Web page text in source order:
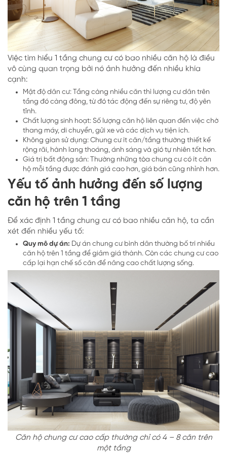
Việc tìm hiểu 1 tầng chung cư có bao nhiều căn hộ là điều
vô cùng quan trọng bởi nó ảnh hưởng đến nhiều khía
cạnh:
Mật độ dân cư: Tầng càng nhiều căn thì lượng cư dân trên
tầng đó càng đông, từ đó tác động đến sự riêng tư, độ yên
tĩnh.
Chất lượng sinh hoạt: Số lượng căn hộ liên quan đến việc chờ
thang máy, di chuyển, gửi xe và các dịch vụ tiện ích.
Không gian sử dụng: Chung cư ít căn/tầng thường thiết kế
rộng rãi, hành lang thoáng, ánh sáng và gió tự nhiên tốt hơn.
Giá trị bất động sản: Thường những tòa chung cư có ít căn
hộ mỗi tầng được đánh giá cao hơn, giá bán cũng nhỉnh hơn.
Yếu tố ảnh hưởng đến số lượng
căn hộ trên 1 tầng
Để xác định 1 tầng chung cư có bao nhiều căn hộ, ta cần
xét đến nhiều yếu tố:
Quy mô dự án: Dự án chung cư bình dân thường bố trí nhiều
căn hộ trên 1 tầng để giảm giá thành. Còn các chung cư cao
cấp lại hạn chế số căn để nâng cao chất lượng sống.
Căn hộ chung cư cao cấp thường chỉ có 4 – 8 căn trên
một tầng